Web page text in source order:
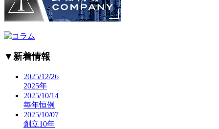
▼新着情報
2025/12/26
2025年
2025/10/14
毎年恒例
2025/10/07
創立10年